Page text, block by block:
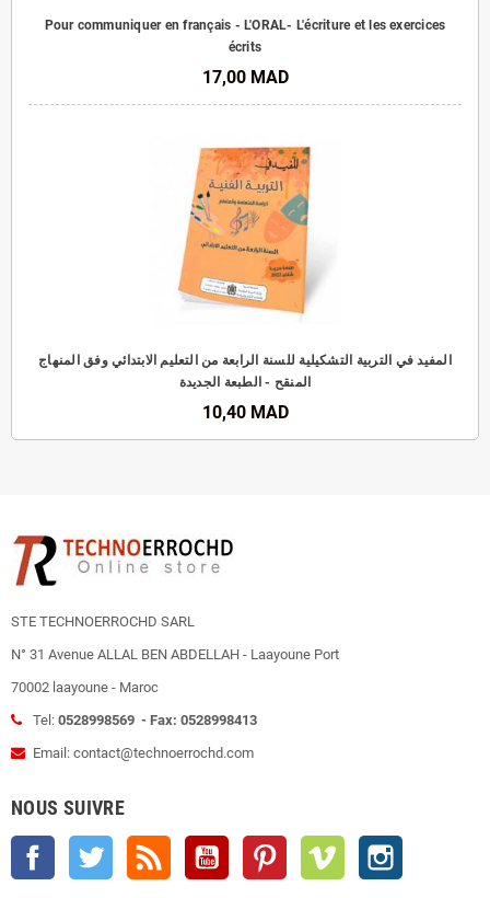
Pour communiquer en français - L'ORAL- L'écriture et les exercices
écrits
17,00 MAD
المفيد في التربية التشكيلية للسنة الرابعة من التعليم الابتدائي وفق المنهاج
المنقح - الطبعة الجديدة
10,40 MAD
STE TECHNOERROCHD SARL
N° 31 Avenue ALLAL BEN ABDELLAH - Laayoune Port
70002 laayoune - Maroc
Tel: 0528998569 - Fax: 0528998413
Email: contact@technoerrochd.com
NOUS SUIVRE
Facebook Twitter Rss YouTube Pinterest Vimeo